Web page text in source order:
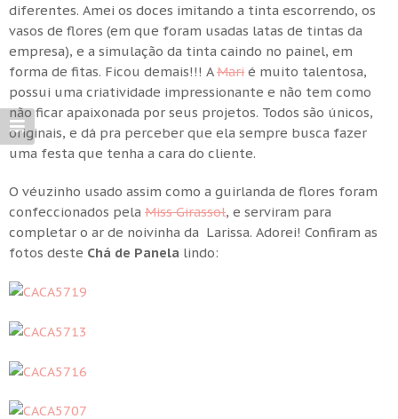
diferentes. Amei os doces imitando a tinta escorrendo, os
vasos de flores (em que foram usadas latas de tintas da
empresa), e a simulação da tinta caindo no painel, em
forma de fitas. Ficou demais!!! AMari é muito talentosa,
possui uma criatividade impressionante e não tem como
não ficar apaixonada por seus projetos. Todos são únicos,
originais, e dá pra perceber que ela sempre busca fazer
uma festa que tenha a cara do cliente.
O véuzinho usado assim como a guirlanda de flores foram
confeccionados pela Miss Girassol, e serviram para
completar o ar de noivinha da Larissa. Adorei! Confiram as
fotos deste Chá de Panela lindo: